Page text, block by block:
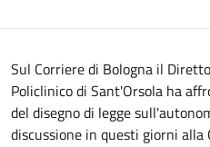
Sul Corriere di Bologna il
Policlinico di Sant'Orsola ha
del disegno di legge
discussione in questi giorni alla